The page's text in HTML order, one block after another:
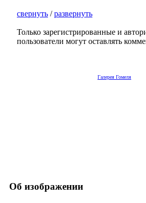
свернуть /развернуть
Только зарегистрированные и
пользователи могут оставлять
Галерея Гомеля
Об изображении